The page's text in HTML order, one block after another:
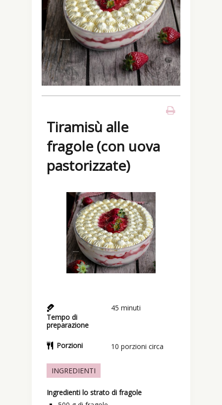
Tiramisù alle
fragole (con uova
pastorizzate)
Tempo di
preparazione
45 minuti
Porzioni 10 porzioni circa
INGREDIENTI
Ingredienti lo strato di fragole